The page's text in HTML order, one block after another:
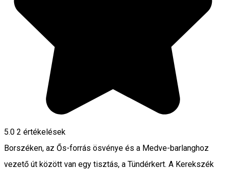
5.0 2 értékelések
Borszéken, az Ős-forrás ösvénye és a Medve-barlanghoz
vezető út között van egy tisztás, a Tündérkert. A Kerekszék